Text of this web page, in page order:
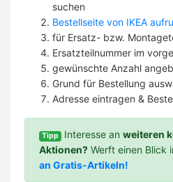
suchen
Bestellseite von IKEA
für Ersatz- bzw.
Ersatzteilnummer im
gewünschte Anzahl
Grund für Bestellung
Adresse eintragen &
Tipp Interesse anweiteren
Aktionen? Werft einen Blick
an Gratis-Artikeln!